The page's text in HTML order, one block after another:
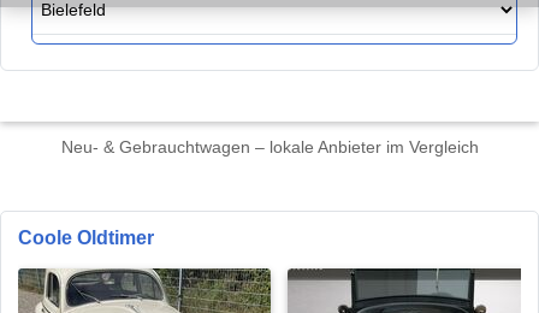
Neu- & Gebrauchtwagen – lokale Anbieter im Vergleich
Coole Oldtimer